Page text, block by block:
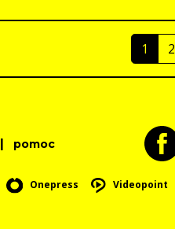
1 2
| pomoc
Onepress Videopoint